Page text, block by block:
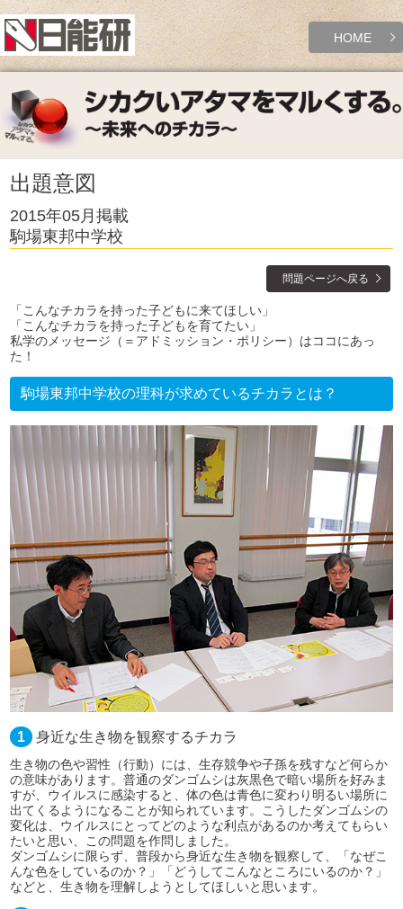
HOME
出題意図
2015年05月掲載
駒場東邦中学校
問題ページへ戻る
「こんなチカラを持った子どもに来てほしい」
「こんなチカラを持った子どもを育てたい」
私学のメッセージ（＝アドミッション・ポリシー）はココにあっ
た！
駒場東邦中学校の理科が求めているチカラとは？
1 身近な生き物を観察するチカラ
生き物の色や習性（行動）には、生存競争や子孫を残すなど何らか
の意味があります。普通のダンゴムシは灰黒色で暗い場所を好みま
すが、ウイルスに感染すると、体の色は青色に変わり明るい場所に
出てくるようになることが知られています。こうしたダンゴムシの
変化は、ウイルスにとってどのような利点があるのか考えてもらい
たいと思い、この問題を作問しました。
ダンゴムシに限らず、普段から身近な生き物を観察して、「なぜこ
んな色をしているのか？」「どうしてこんなところにいるのか？」
などと、生き物を理解しようとしてほしいと思います。